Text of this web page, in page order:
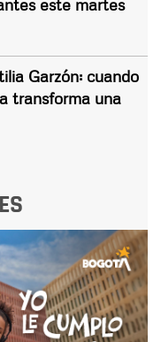
este martes
Garzón: cuando
transforma una